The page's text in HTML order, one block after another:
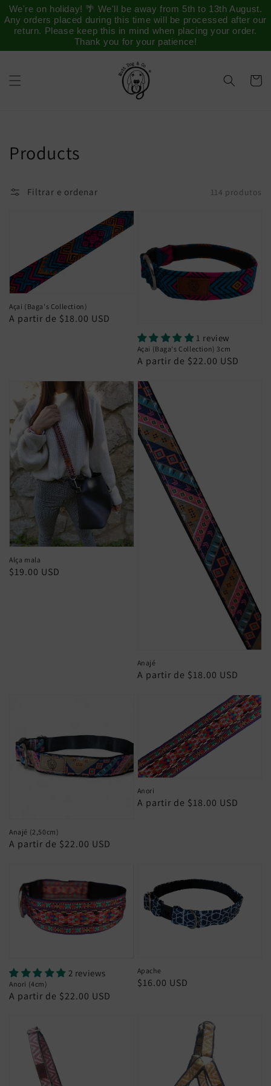
We're on holiday! 🌴 We'll be away from 5th to 13th August.
Any orders placed during this time will be processed after our
return. Please keep this in mind when placing your order.
Thank you for your patience!
para o
conteúdo
Coleção:
Products
Filtrar e ordenar 114 produtos
Açai (Baga's Collection)
Preço
A partir de $18.00 USD
1 review
Açai (Baga's Collection) 3cm
Preço
A partir de $22.00 USD
Alça mala
Preço
$19.00 USD
Anajé
Preço
A partir de $18.00 USD
Anajé (2,50cm)
Preço
A partir de $22.00 USD
Anori
Preço
A partir de $18.00 USD
2 reviews
Anori (4cm)
Preço
A partir de $22.00 USD
Apache
Preço
$16.00 USD